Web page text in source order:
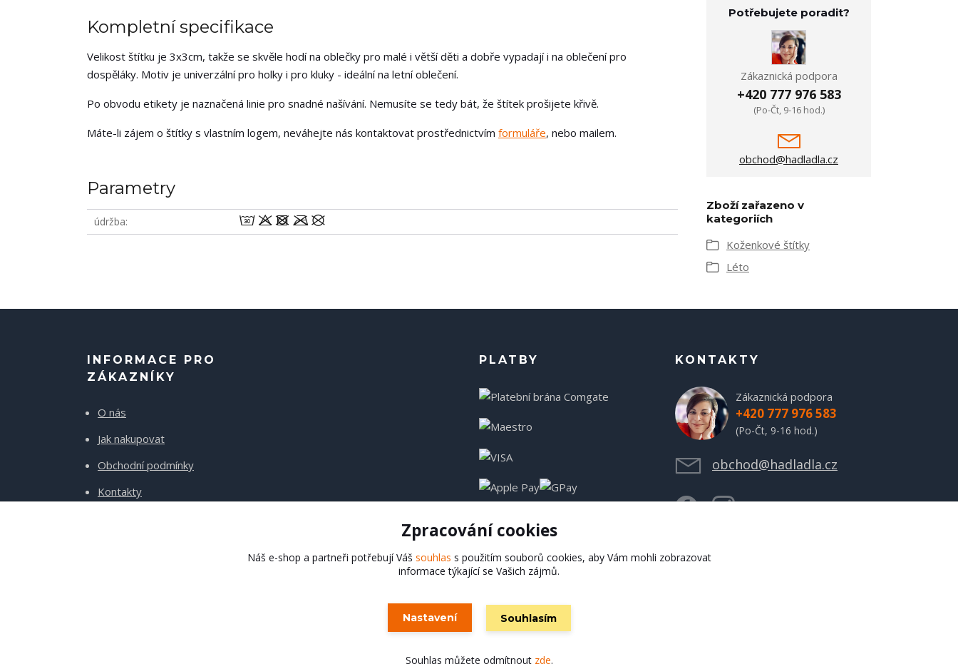
Kompletní specifikace
Velikost štítku je 3x3cm, takže se skvěle hodí na oblečky pro malé i větší děti a dobře vypadají i na oblečení pro
dospěláky. Motiv je univerzální pro holky i pro kluky - ideální na letní oblečení.
Po obvodu etikety je naznačená linie pro snadné našívání. Nemusíte se tedy bát, že štítek prošijete křivě.
Máte-li zájem o štítky s vlastním logem, neváhejte nás kontaktovat prostřednictvím formuláře, nebo mailem.
Parametry
údržba wodmU
Potřebujete poradit?
Zákaznická podpora
+420 777 976 583
(Po-Čt, 9-16 hod.)
obchod@hadladla.cz
Zboží zařazeno v
kategoriích
Koženkové štítky
Léto
INFORMACE PRO
ZÁKAZNÍKY
O nás
Jak nakupovat
Obchodní podmínky
Kontakty
PLATBY KONTAKTY
Zákaznická podpora
+420 777 976 583
(Po-Čt, 9-16 hod.)
obchod@hadladla.cz
Hadladla.cz
Zpracování cookies
Náš e-shop a partneři potřebují Váš souhlas s použitím souborů cookies, aby Vám mohli zobrazovat
informace týkající se Vašich zájmů.
Nastavení Souhlasím
Souhlas můžete odmítnout zde.